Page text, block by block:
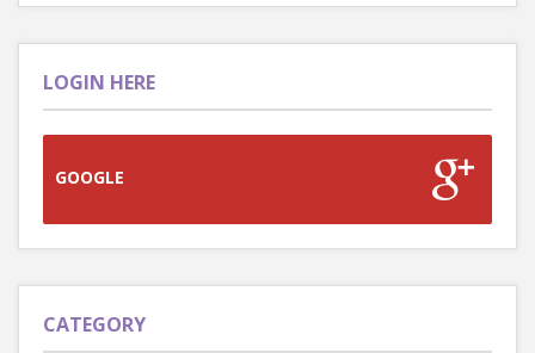
LOGIN HERE
GOOGLE
CATEGORY